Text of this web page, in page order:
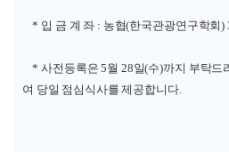
* 입 금 계 좌 : 농협(한국관광연구학회)
* 사전등록은 5월 28일(수)까지 부탁드
여 당일 점심식사를 제공합니다.